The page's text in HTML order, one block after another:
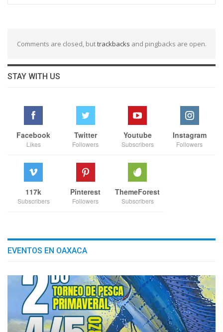
Comments are closed, buttrackbacks and pingbacks are open.
STAY WITH US
Facebook
Likes
Twitter
Followers
Youtube
Subscribers
Instagram
Followers
117k
Subscribers
Pinterest
Followers
ThemeForest
Subscribers
EVENTOS EN OAXACA